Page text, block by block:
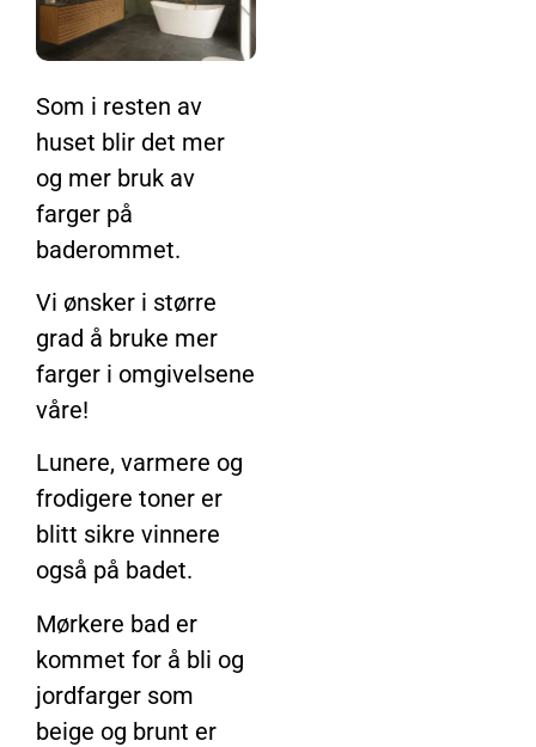
Som i resten av
huset blir det mer
og mer bruk av
farger på
baderommet.
Vi ønsker i større
grad å bruke mer
farger i omgivelsene
våre!
Lunere, varmere og
frodigere toner er
blitt sikre vinnere
også på badet.
Mørkere bad er
kommet for å bli og
jordfarger som
beige og brunt er